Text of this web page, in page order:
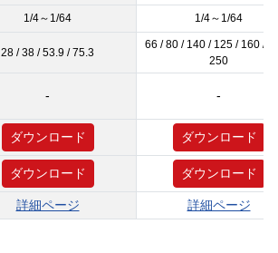
1/4～1/64 1/4～1/64
28 / 38 / 53.9 / 75.3
66 / 80 / 140 / 125 / 160 /
250
- -
ダウンロード ダウンロード
ダウンロード ダウンロード
詳細ページ 詳細ページ